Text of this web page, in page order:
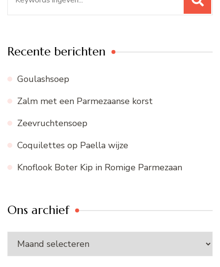
naar:
Recente berichten
Goulashsoep
Zalm met een Parmezaanse korst
Zeevruchtensoep
Coquilettes op Paella wijze
Knoflook Boter Kip in Romige Parmezaan
Ons archief
Ons